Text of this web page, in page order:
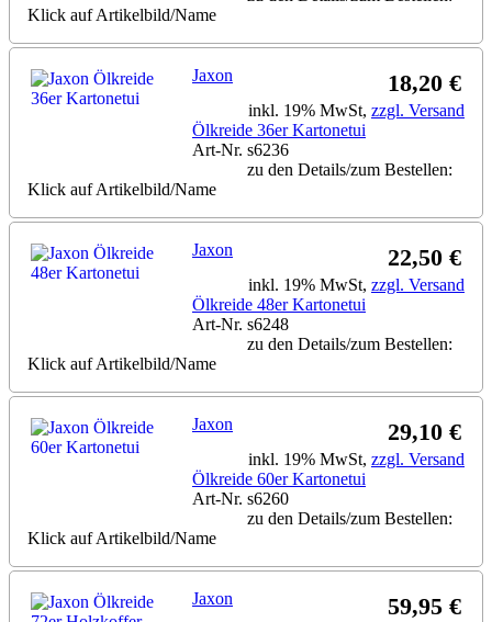
Klick auf Artikelbild/Name
18,20 €
inkl. 19% MwSt, zzgl. Versand
Jaxon
Ölkreide 36er Kartonetui
Art-Nr. s6236
zu den Details/zum Bestellen:
Klick auf Artikelbild/Name
22,50 €
inkl. 19% MwSt, zzgl. Versand
Jaxon
Ölkreide 48er Kartonetui
Art-Nr. s6248
zu den Details/zum Bestellen:
Klick auf Artikelbild/Name
29,10 €
inkl. 19% MwSt, zzgl. Versand
Jaxon
Ölkreide 60er Kartonetui
Art-Nr. s6260
zu den Details/zum Bestellen:
Klick auf Artikelbild/Name
59,95 €
Jaxon